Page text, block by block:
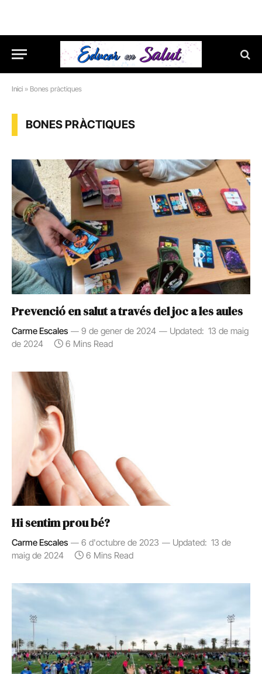
Inici » Bones pràctiques
BONES PRÀCTIQUES
Prevenció en salut a través del joc a les aules
Carme Escales 9 de gener de 2024 Updated: 13 de maig
de 2024
6 Mins Read
Hi sentim prou bé?
Carme Escales 6 d'octubre de 2023 Updated: 13 de
maig de 2024
6 Mins Read